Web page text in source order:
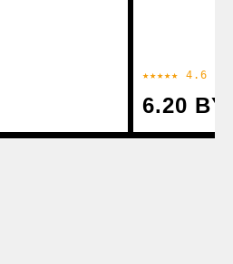
★★★★★ 4.6
6.20